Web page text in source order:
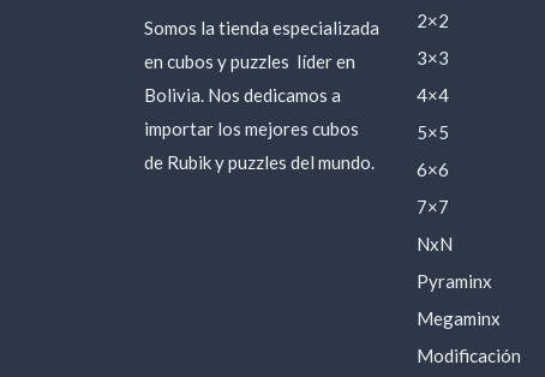
Somos la tienda especializada
en cubos y puzzles líder en
Bolivia. Nos dedicamos a
importar los mejores cubos
de Rubik y puzzles del mundo.
2×2
3×3
4×4
5×5
6×6
7×7
NxN
Pyraminx
Megaminx
Modificación